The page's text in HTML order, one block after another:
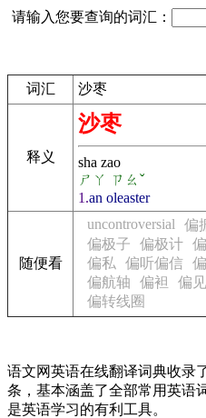
请输入您要查询的词汇：
词汇 沙枣
释义
沙枣
sha zao
ㄕㄚ ㄗㄠˇ
1.an oleaster
随便看
uncontroversial 偏
偏极子
偏极计
偏私
偏听偏信
偏航轴
偏袒 偏见
偏转线圈
语文网英语在线翻译词典收录
条，基本涵盖了全部常用英语
是英语学习的有利工具。